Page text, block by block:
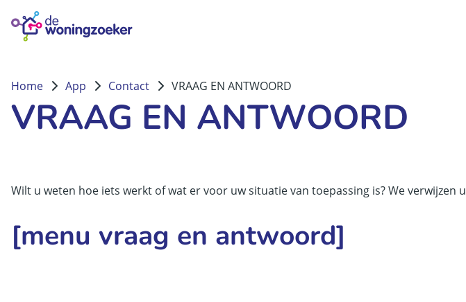
Home App Contact VRAAG EN ANTWOORD
VRAAG EN ANTWOORD
Vraag en antwoord
Wilt u weten hoe iets werkt of wat er voor uw situatie van toepassing is? We verwijzen
[menu vraag en antwoord]